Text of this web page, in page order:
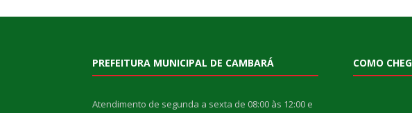
PREFEITURA MUNICIPAL DE CAMBARÁ
Atendimento de segunda a sexta de 08:00 às 12:00 e
COMO